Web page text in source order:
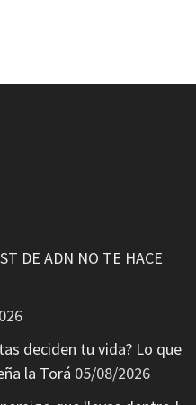
DE ADN NO TE HACE
deciden tu vida? Lo que
la Torá 05/08/2026